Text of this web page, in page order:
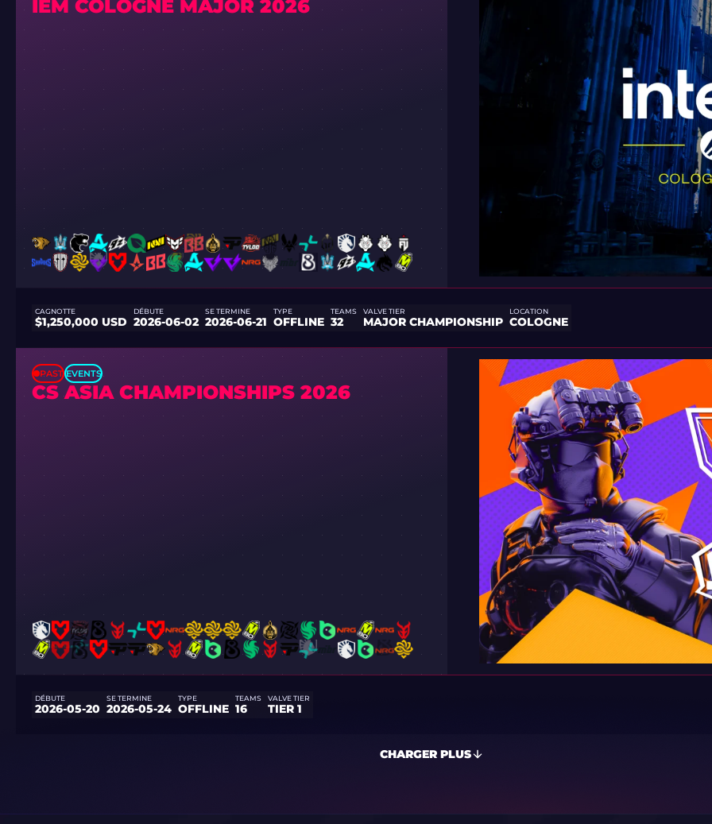
IEM COLOGNE MAJOR 2026
CAGNOTTE
$1,250,000 USD
DÉBUTE
2026-06-02
SE TERMINE
2026-06-21
TYPE
OFFLINE
TEAMS
32
VALVE TIER
MAJOR CHAMPIONSHIP
LOCATION
COLOGNE
PAST EVENTS
CS ASIA CHAMPIONSHIPS 2026
DÉBUTE
2026-05-20
SE TERMINE
2026-05-24
TYPE
OFFLINE
TEAMS
16
VALVE TIER
TIER 1
CHARGER PLUS